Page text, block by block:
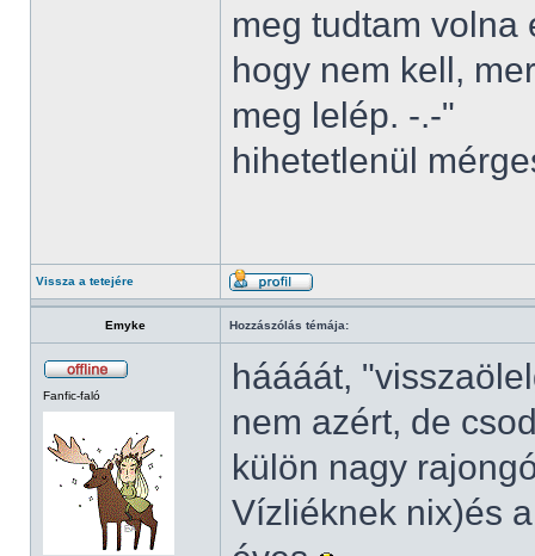
meg tudtam volna
hogy nem kell,
meg lelép. -.-"
hihetetlenül
Vissza a tetejére
Emyke Hozzászólás témája:
Fanfic-faló
háááát,
nem azért, de
külön nagy
Vízliéknek nix)és